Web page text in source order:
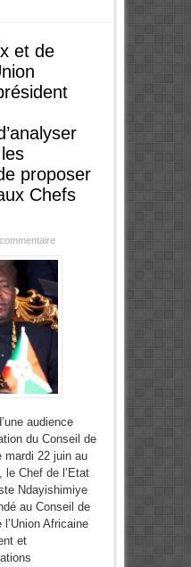
et de
proposer
Chefs
audience
du Conseil de
mardi 22 juin au
le Chef de l’Etat
Ndayishimiye
au Conseil de
Africaine
et